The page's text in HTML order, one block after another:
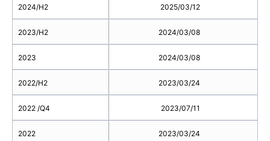
2024/H2
2023/H2
2023
2022/H2
2022 /Q4
2022
2025/03/12
2024/03/08
2024/03/08
2023/03/24
2023/07/11
2023/03/24